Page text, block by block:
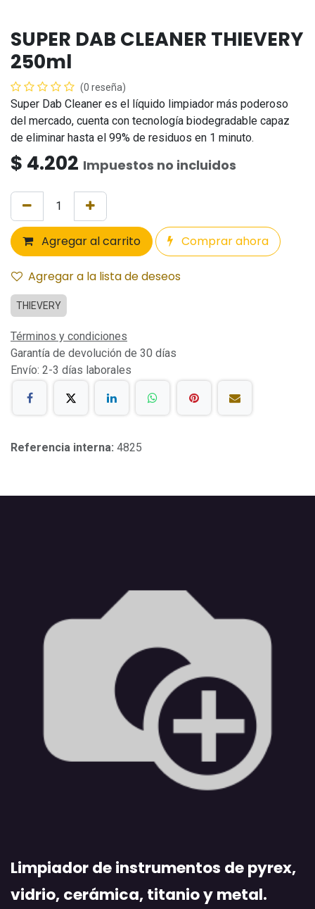
SUPER DAB CLEANER THIEVERY
250ml
(0 reseña)
Super Dab Cleaner es el líquido limpiador más poderoso
del mercado, cuenta con tecnología biodegradable capaz
de eliminar hasta el 99% de residuos en 1 minuto.
$ 4.202 Impuestos no incluidos
Agregar al carrito Comprar ahora
Agregar a la lista de deseos
THIEVERY
Términos y condiciones
Garantía de devolución de 30 días
Envío: 2-3 días laborales
Referencia interna: 4825
Limpiador de instrumentos de pyrex,
vidrio, cerámica, titanio y metal.